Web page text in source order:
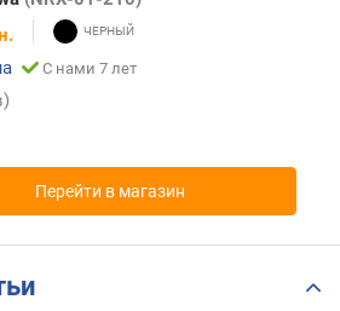
С нами 7 лет
Перейти в магазин